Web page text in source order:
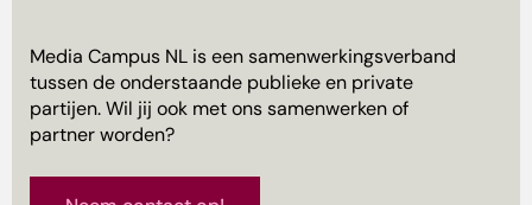
Media Campus NL is een samenwerkingsverband
tussen de onderstaande publieke en private
partijen. Wil jij ook met ons samenwerken of
partner worden?